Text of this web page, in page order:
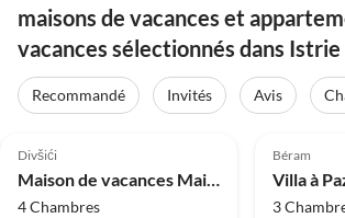
maisons de vacances et
vacances sélectionnés dans
Recommandé Invités Avis
Divšići
Maison de vacances Maison de Vacances Vodnjan près Plage
4 Chambres
Béram
3